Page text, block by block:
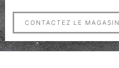
CONTACTEZ LE MAGASIN